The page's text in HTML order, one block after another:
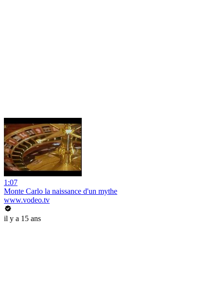
1:07
Monte Carlo la naissance d'un mythe
www.vodeo.tv
il y a 15 ans